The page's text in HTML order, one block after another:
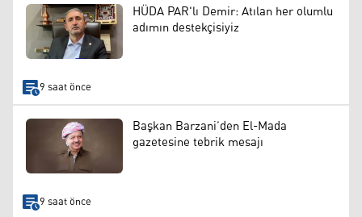
HÜDA PAR'lı Demir: Atılan her olumlu
adımın destekçisiyiz
9 saat önce
Başkan Barzani’den El-Mada
gazetesine tebrik mesajı
9 saat önce